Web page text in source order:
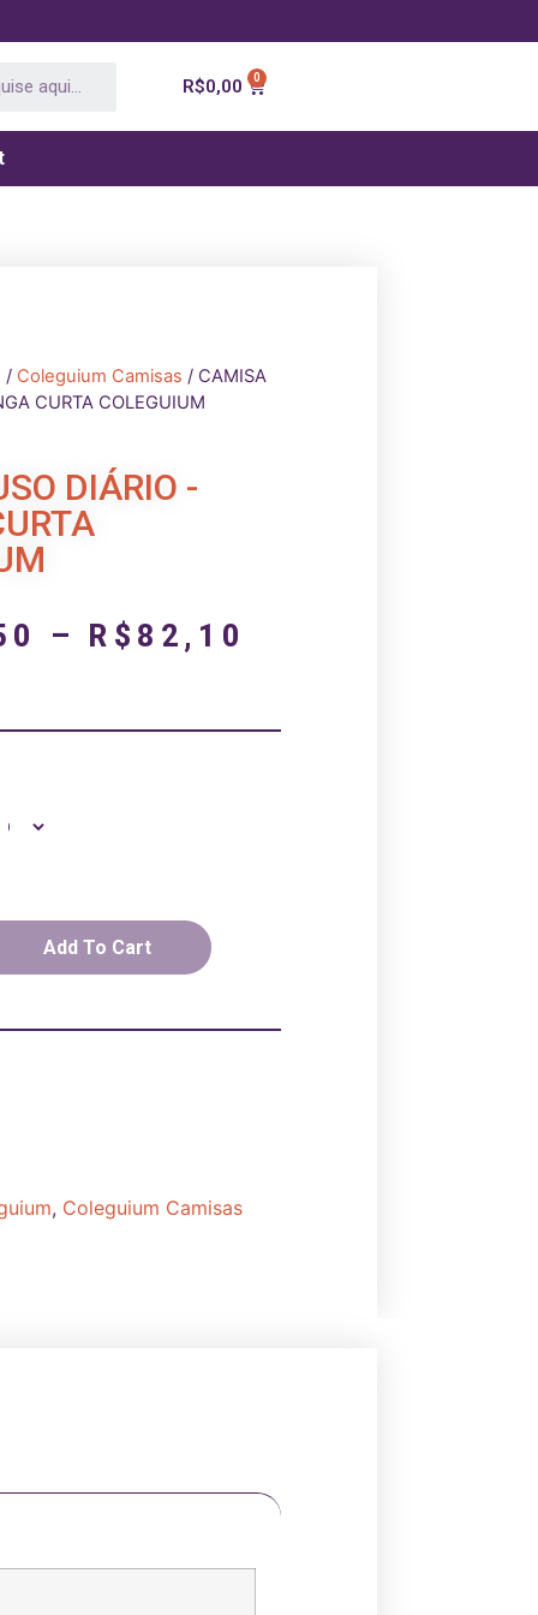
R$0,00
/ Coleguium Camisas / CAMISA
CURTA COLEGUIUM
DIÁRIO -
– R$ 82,10
Add To Cart
, Coleguium Camisas